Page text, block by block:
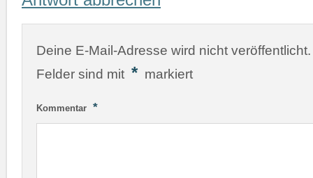
Deine E-Mail-Adresse wird nicht veröffentlicht.
Felder sind mit * markiert
Kommentar *